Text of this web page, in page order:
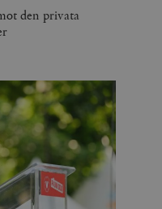
den privata